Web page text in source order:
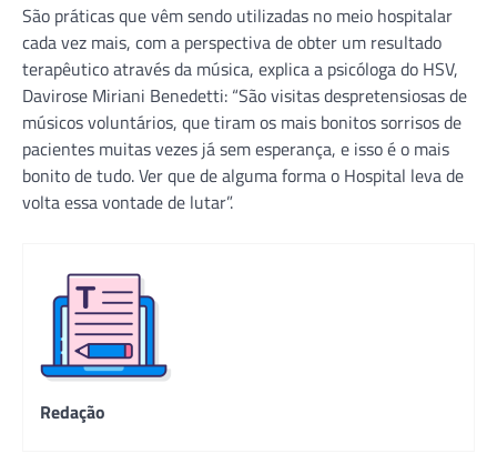
São práticas que vêm sendo utilizadas no meio hospitalar
cada vez mais, com a perspectiva de obter um resultado
terapêutico através da música, explica a psicóloga do HSV,
Davirose Miriani Benedetti: “São visitas despretensiosas de
músicos voluntários, que tiram os mais bonitos sorrisos de
pacientes muitas vezes já sem esperança, e isso é o mais
bonito de tudo. Ver que de alguma forma o Hospital leva de
volta essa vontade de lutar”.
Redação